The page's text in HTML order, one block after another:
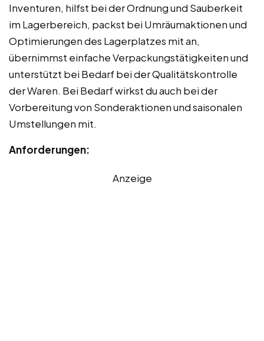
Inventuren, hilfst bei der Ordnung und Sauberkeit
im Lagerbereich, packst bei Umräumaktionen und
Optimierungen des Lagerplatzes mit an,
übernimmst einfache Verpackungstätigkeiten und
unterstützt bei Bedarf bei der Qualitätskontrolle
der Waren. Bei Bedarf wirkst du auch bei der
Vorbereitung von Sonderaktionen und saisonalen
Umstellungen mit.
Anforderungen:
Anzeige